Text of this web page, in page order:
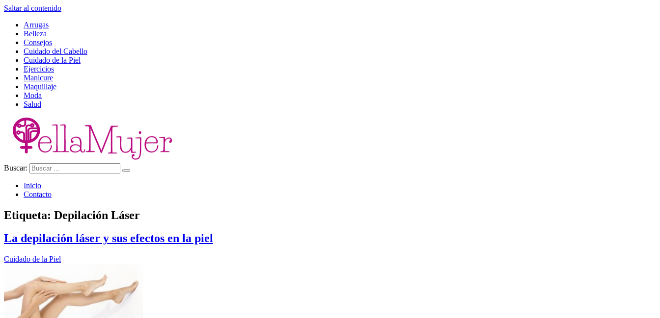
Saltar al contenido
Arrugas
Belleza
Consejos
Cuidado del Cabello
Cuidado de la Piel
Ejercicios
Manicure
Maquillaje
Moda
Salud
Ella Mujer
Buscar:
Inicio
Contacto
Etiqueta: Depilación Láser
La depilación láser y sus efectos en la piel
Cuidado de la Piel